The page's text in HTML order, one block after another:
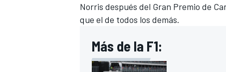
Norris después del Gran Premio de
que el de todos los demás.
Más de la F1: